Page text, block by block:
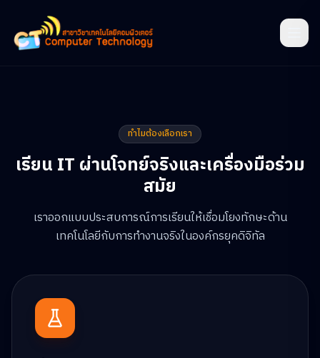
ทำไมต้องเลือกเรา
เรียน IT ผ่านโจทย์จริงและเครื่องมือร่วม
สมัย
เราออกแบบประสบการณ์การเรียนให้เชื่อมโยงทักษะด้าน
เทคโนโลยีกับการทำงานจริงในองค์กรยุคดิจิทัล